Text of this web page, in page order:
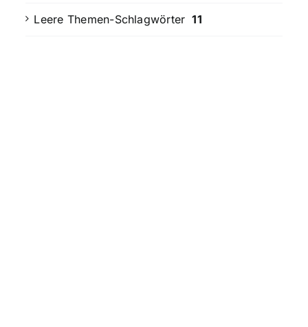
Leere Themen-Schlagwörter 11